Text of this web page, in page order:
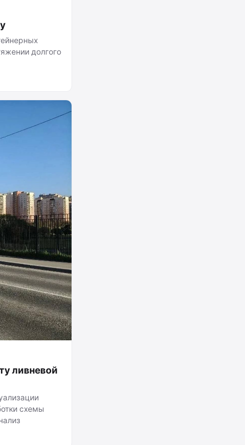
долгого
ливневой
схемы